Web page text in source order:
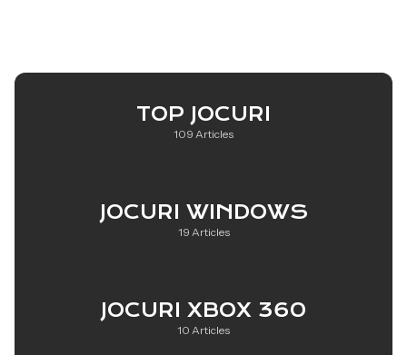
TOP JOCURI
109 Articles
JOCURI WINDOWS
19 Articles
JOCURI XBOX 360
10 Articles